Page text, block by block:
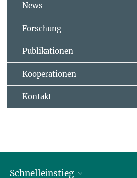
News
Forschung
Publikationen
Kooperationen
Kontakt
Schnelleinstieg